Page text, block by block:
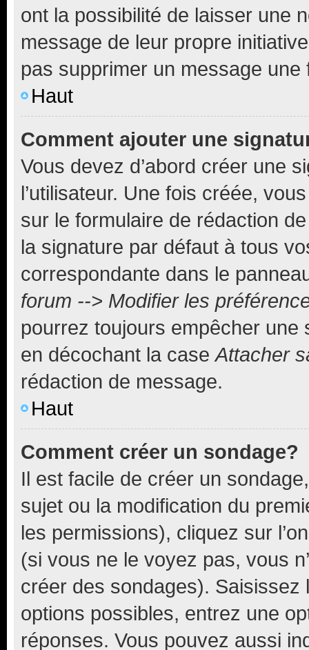
ont la possibilité de laisser une
message de leur propre
pas supprimer un message une
Haut
Comment ajouter une
Vous devez d’abord créer une
l’utilisateur. Une fois créée,
sur le formulaire de rédaction
la signature par défaut à tous
correspondante dans le
forum --> Modifier les
pourrez toujours empêcher une
en décochant la caseAttacher
rédaction de message.
Haut
Comment créer un sondage?
Il est facile de créer un
sujet ou la modification du
les permissions), cliquez sur
(si vous ne le voyez pas, vous
créer des sondages).
options possibles, entrez une
réponses. Vous pouvez aussi